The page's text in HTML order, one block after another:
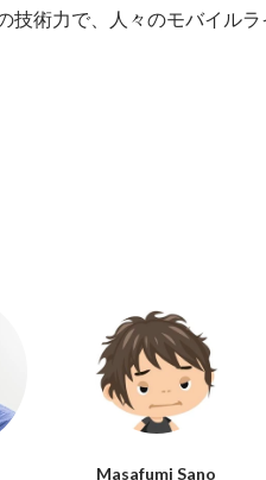
技術力で、人々のモバイル
Masafumi Sano